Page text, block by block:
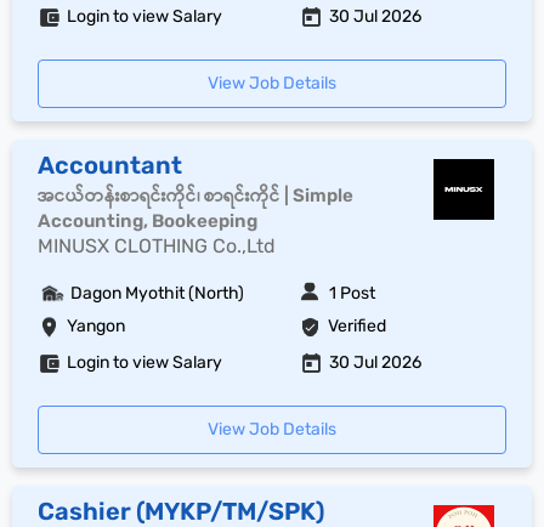
Login to view Salary 30 Jul 2026
View Job Details
Accountant
အငယ်တန်းစာရင်းကိုင်၊ စာရင်းကိုင် | Simple
Accounting, Bookeeping
MINUSX CLOTHING Co.,Ltd
Yangon Verified
Dagon Myothit (North) 1 Post
Login to view Salary 30 Jul 2026
View Job Details
Cashier (MYKP/TM/SPK)